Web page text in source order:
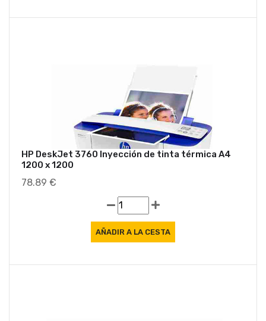
HP DeskJet 3760 Inyección de tinta térmica A4
1200 x 1200
78.89 €